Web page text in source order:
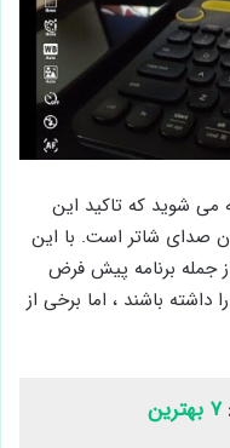
می ‌شوید که تاکید این
صدای شاتر است. با این
جمله برنامه پیش ‌فرض
داشته باشند ، اما برخی از
۷ بهترین